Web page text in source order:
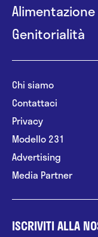
Alimentazione
Genitorialità
Chi siamo
Contattaci
Privacy
Modello 231
Advertising
Media Partner
ISCRIVITI ALLA